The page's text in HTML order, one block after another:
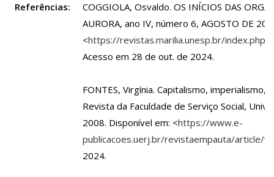
Referências:
COGGIOLA, Osvaldo. OS INÍCIOS DAS
AURORA, ano IV, número 6, AGOSTO DE
<https://revistas.marilia.unesp.br/
Acesso em 28 de out. de 2024.
FONTES, Virgínia. Capitalismo,
Revista da Faculdade de Serviço Social,
2008. Disponível em: <https://www.e-
publicacoes.uerj.br/revistaempauta/article/
2024.